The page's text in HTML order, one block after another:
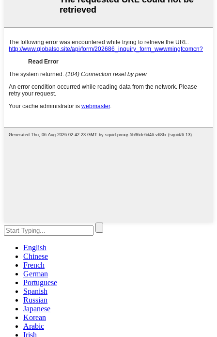
English
Chinese
French
German
Portuguese
Spanish
Russian
Japanese
Korean
Arabic
Irish